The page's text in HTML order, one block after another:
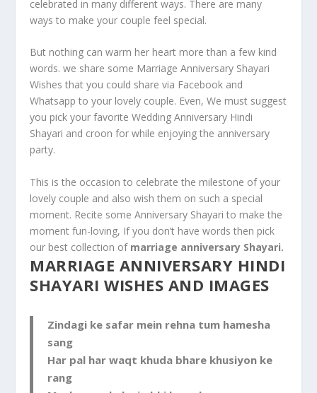
celebrated in many different ways. There are many
ways to make your couple feel special.
But nothing can warm her heart more than a few kind
words. we share some Marriage Anniversary Shayari
Wishes that you could share via Facebook and
Whatsapp to your lovely couple. Even, We must suggest
you pick your favorite Wedding Anniversary Hindi
Shayari and croon for while enjoying the anniversary
party.
This is the occasion to celebrate the milestone of your
lovely couple and also wish them on such a special
moment. Recite some Anniversary Shayari to make the
moment fun-loving, If you don’t have words then pick
our best collection of marriage anniversary Shayari.
MARRIAGE ANNIVERSARY HINDI
SHAYARI WISHES AND IMAGES
Zindagi ke safar mein rehna tum hamesha
sang
Har pal har waqt khuda bhare khusiyon ke
rang